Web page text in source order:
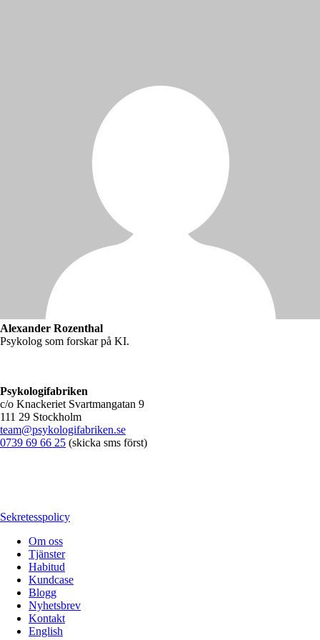
Alexander Rozenthal
Psykolog som forskar på KI.
Psykologifabriken
c/o Knackeriet Svartmangatan 9
111 29 Stockholm
team@psykologifabriken.se
0739 69 66 25 (skicka sms först)
Sekretesspolicy
Om oss
Tjänster
Habitud
Kundcase
Blogg
Nyhetsbrev
Kontakt
English